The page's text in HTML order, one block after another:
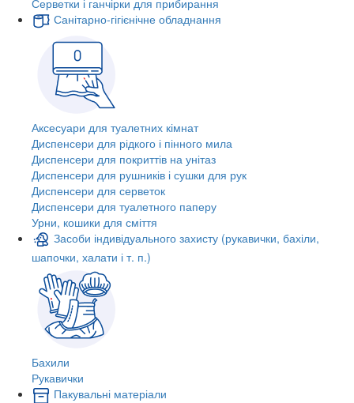
Санітарно-гігієнічне обладнання
Аксесуари для туалетних кімнат
Диспенсери для рідкого і пінного мила
Диспенсери для покриттів на унітаз
Диспенсери для рушників і сушки для рук
Диспенсери для серветок
Диспенсери для туалетного паперу
Урни, кошики для сміття
Засоби індивідуального захисту (рукавички, бахіли,
шапочки, халати і т. п.)
Бахили
Рукавички
Пакувальні матеріали